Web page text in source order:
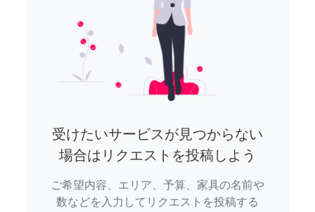
受けたいサービスが見つからない
場合はリクエストを投稿しよう
ご希望内容、エリア、予算、家具の名前や
数などを入力してリクエストを投稿する